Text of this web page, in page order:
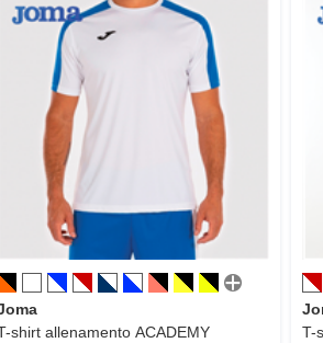
shirt allenamento ACADEMY
T-